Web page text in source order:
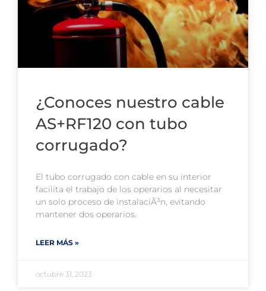
¿Conoces nuestro cable
AS+RF120 con tubo
corrugado?
El tubo corrugado con cable en su interior
facilita el trabajo de los operarios al necesitar
un solo proceso de instalaciÃ³n, evitando
mantener dos operarios.
LEER MÁS »
octubre 31, 2023